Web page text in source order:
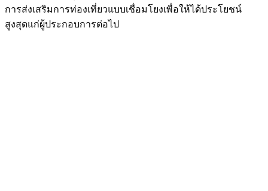
การส่งเสริมการท่องเที่ยวแบบเชื่อมโยงเพื่อให้ได้ประโยชน์
สูงสุดแก่ผู้ประกอบการต่อไป